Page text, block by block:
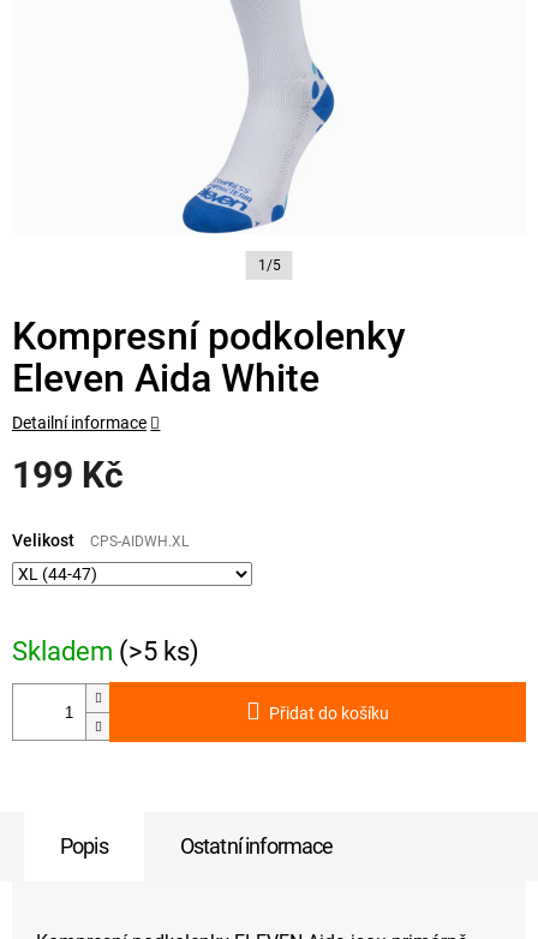
1/5
Kompresní podkolenky
Eleven Aida White
199 Kč
cena:
Skladem (>5 ks)
Velikost CPS-AIDWH.XL
Přidat do košíku
Detailní informace
Popis Ostatní informace